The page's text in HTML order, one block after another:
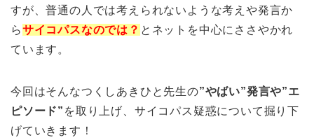
すが、普通の人では考えられないような考えや発言か
らサイコパスなのでは？ とネットを中心にささやかれ
ています。
今回はそんなつくしあきひと先生の”やばい”発言や”エ
ピソード” を取り上げ、サイコパス疑惑について掘り下
げていきます！